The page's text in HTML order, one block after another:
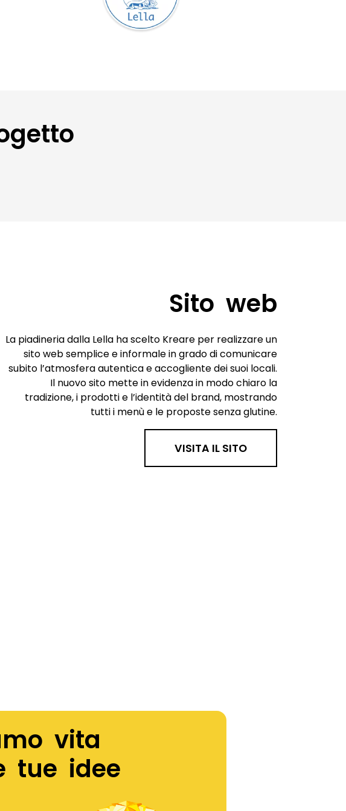
Sito web
La piadineria dalla Lella ha scelto Kreare per realizzare un
sito web semplice e informale in grado di comunicare
subito l’atmosfera autentica e accogliente dei suoi locali.
Il nuovo sito mette in evidenza in modo chiaro la
tradizione, i prodotti e l’identità del brand, mostrando
tutti i menù e le proposte senza glutine.
VISITA IL SITO
vita
tue idee